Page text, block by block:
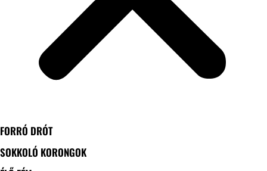
FORRÓ DRÓT
SOKKOLÓ KORONGOK